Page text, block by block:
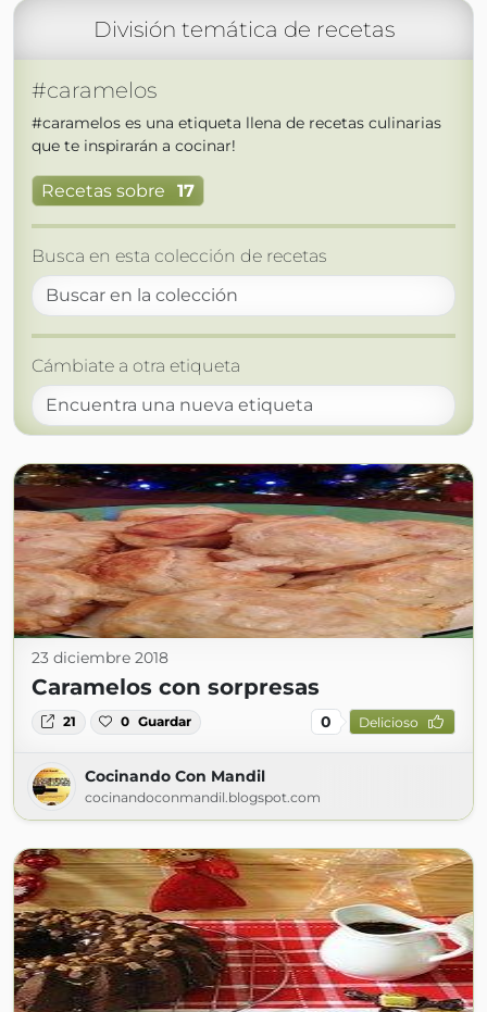
División temática de recetas
#caramelos
#caramelos es una etiqueta llena de recetas culinarias
que te inspirarán a cocinar!
Recetas sobre 17
Busca en esta colección de recetas
Cámbiate a otra etiqueta
23 diciembre 2018
Caramelos con sorpresas
21 0 Guardar 0 Delicioso
Cocinando Con Mandil
cocinandoconmandil.blogspot.com